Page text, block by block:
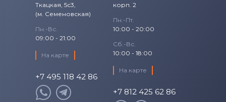
Ткацкая, 5с3,
(м. Семеновская)
Пн.-Вс.
09:00 - 21:00
На карте
+7 495 118 42 86
корп. 2
Пн.-Пт.
10:00 - 20:00
Сб.-Вс.
10:00 - 18:00
На карте
+7 812 425 62 86